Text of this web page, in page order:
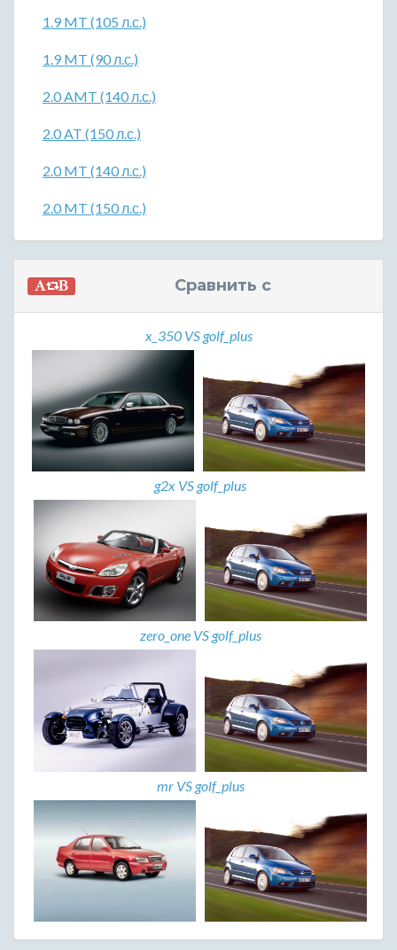
1.9 MT (105 л.с.)
1.9 MT (90 л.с.)
2.0 AMT (140 л.с.)
2.0 AT (150 л.с.)
2.0 MT (140 л.с.)
2.0 MT (150 л.с.)
Сравнить с
x_350 VS golf_plus
g2x VS golf_plus
zero_one VS golf_plus
mr VS golf_plus